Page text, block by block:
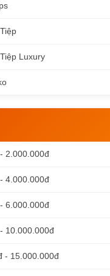
Luxury
2.000.000đ
4.000.000đ
6.000.000đ
10.000.000đ
- 15.000.000đ